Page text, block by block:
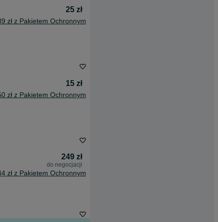
25 zł
zł z Pakietem Ochronnym
15 zł
zł z Pakietem Ochronnym
249 zł
do negocjacji
zł z Pakietem Ochronnym